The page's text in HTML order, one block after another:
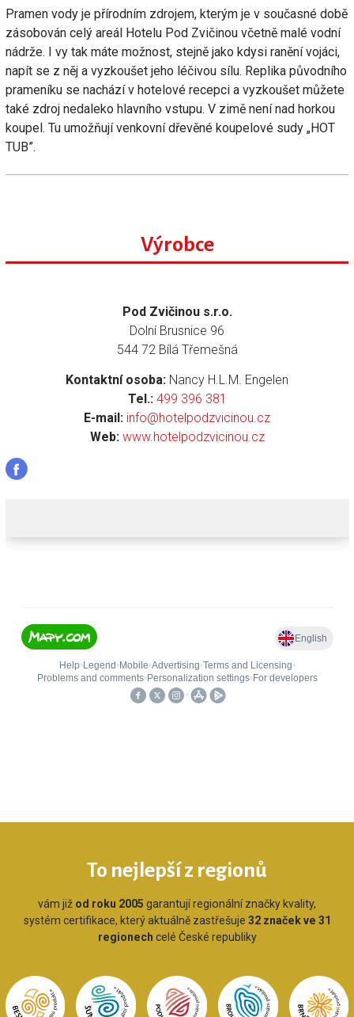
Pramen vody je přírodním zdrojem, kterým je v současné době
zásobován celý areál Hotelu Pod Zvičinou včetně malé vodní
nádrže. I vy tak máte možnost, stejně jako kdysi ranění vojáci,
napít se z něj a vyzkoušet jeho léčivou sílu. Replika původního
prameníku se nachází v hotelové recepci a vyzkoušet můžete
také zdroj nedaleko hlavního vstupu. V zimě není nad horkou
koupel. Tu umožňují venkovní dřevěné koupelové sudy „HOT
TUB”.
Výrobce
Pod Zvičinou s.r.o.
Dolní Brusnice 96
544 72 Bílá Třemešná
Kontaktní osoba: Nancy H.L.M. Engelen
Tel.: 499 396 381
E-mail: info@hotelpodzvicinou.cz
Web: www.hotelpodzvicinou.cz
To nejlepší z regionů
vám již od roku 2005 garantují regionální značky kvality,
systém certifikace, který aktuálně zastřešuje 32 značek ve 31
regionech celé České republiky